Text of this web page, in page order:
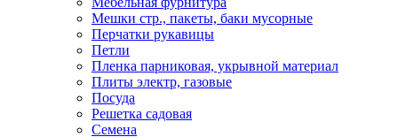
Мешки стр., пакеты, баки мусорные
Перчатки рукавицы
Петли
Пленка парниковая, укрывной материал
Плиты электр, газовые
Посуда
Решетка садовая
Семена